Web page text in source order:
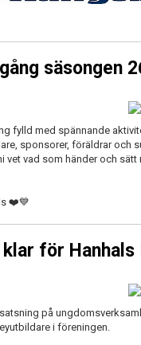
säsongen
fylld med spännande
sponsorer, föräldrar och
vet vad som händer och
❤️💙
för Hanhals
på
i föreningen.